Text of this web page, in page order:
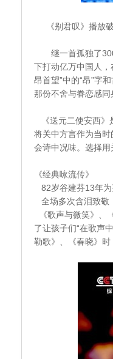
《别君叹》播放
继一首孤独了300
下打动亿万中国人，
昂首望”中的“昂”字
那份不舍与眷恋感同
《送元二使安西》
将关中方言作为当
会诗中况味。选择用
《经典咏流传》
82岁谷建芬13年
全场多次含泪致敬
《歌声与微笑》、
了让孩子们“在歌声
勒歌》、《春晓》时